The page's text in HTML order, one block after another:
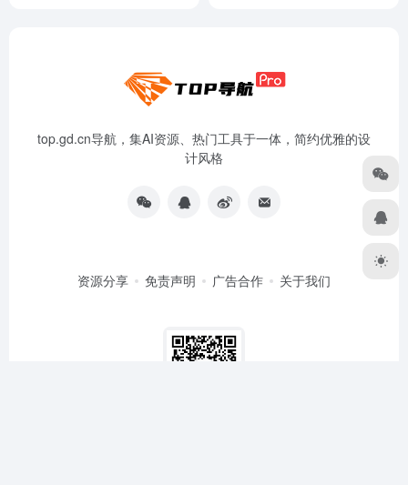
top.gd.cn导航，集AI资源、热门工具于一体，简约优雅的设
计风格
资源分享 免责声明 广告合作 关于我们